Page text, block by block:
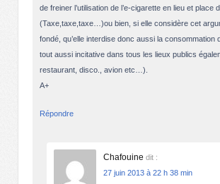
de freiner l’utilisation de l’e-cigarette en lieu et place
(Taxe,taxe,taxe…)ou bien, si elle considère cet
fondé, qu’elle interdise donc aussi la consommation
tout aussi incitative dans tous les lieux publics
restaurant, disco., avion etc…).
A+
Répondre
Chafouine dit :
27 juin 2013 à 22 h 38 min